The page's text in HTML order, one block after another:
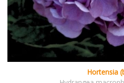
Hortensia